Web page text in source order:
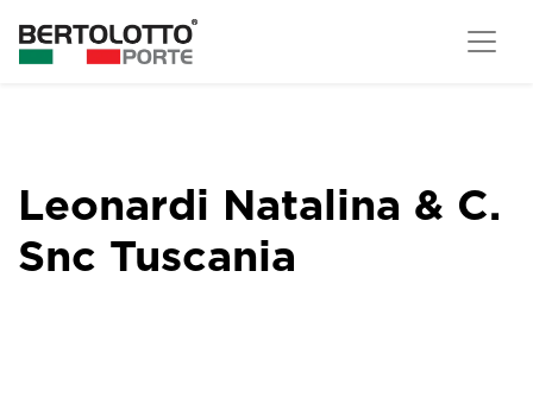
Leonardi Natalina & C.
Snc Tuscania